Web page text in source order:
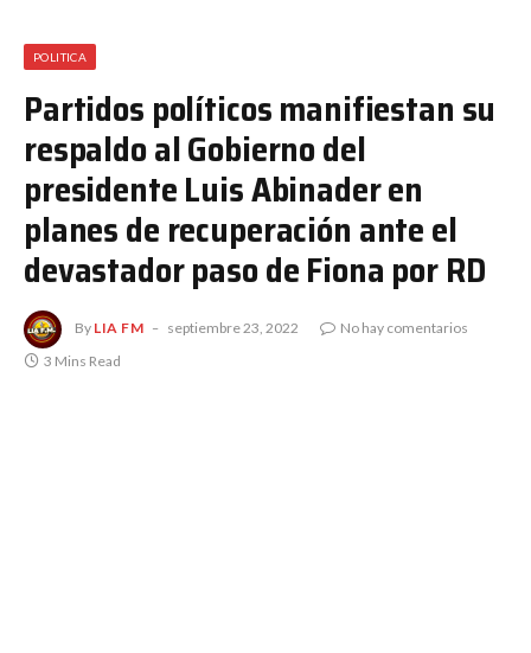
POLITICA
Partidos políticos manifiestan su
respaldo al Gobierno del
presidente Luis Abinader en
planes de recuperación ante el
devastador paso de Fiona por RD
By LIA FM septiembre 23, 2022
No hay comentarios
3 Mins Read